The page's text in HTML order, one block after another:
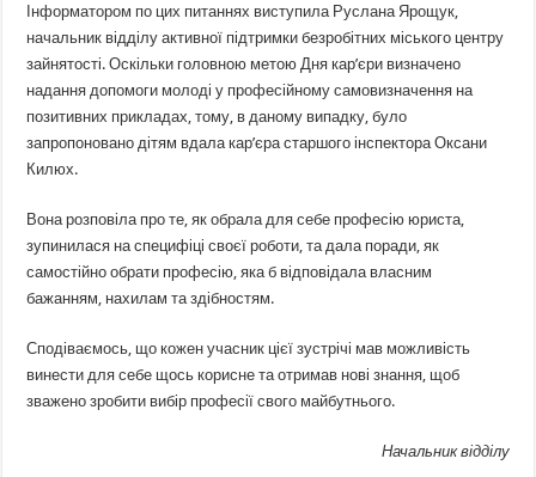
Інформатором по цих питаннях виступила Руслана Ярощук,
начальник відділу активної підтримки безробітних міського центру
зайнятості. Оскільки головною метою Дня кар’єри визначено
надання допомоги молоді у професійному самовизначення на
позитивних прикладах, тому, в даному випадку, було
запропоновано дітям вдала кар’єра старшого інспектора Оксани
Килюх.
Вона розповіла про те, як обрала для себе професію юриста,
зупинилася на специфіці своєї роботи, та дала поради, як
самостійно обрати професію, яка б відповідала власним
бажанням, нахилам та здібностям.
Сподіваємось, що кожен учасник цієї зустрічі мав можливість
винести для себе щось корисне та отримав нові знання, щоб
зважено зробити вибір професії свого майбутнього.
Начальник відділу